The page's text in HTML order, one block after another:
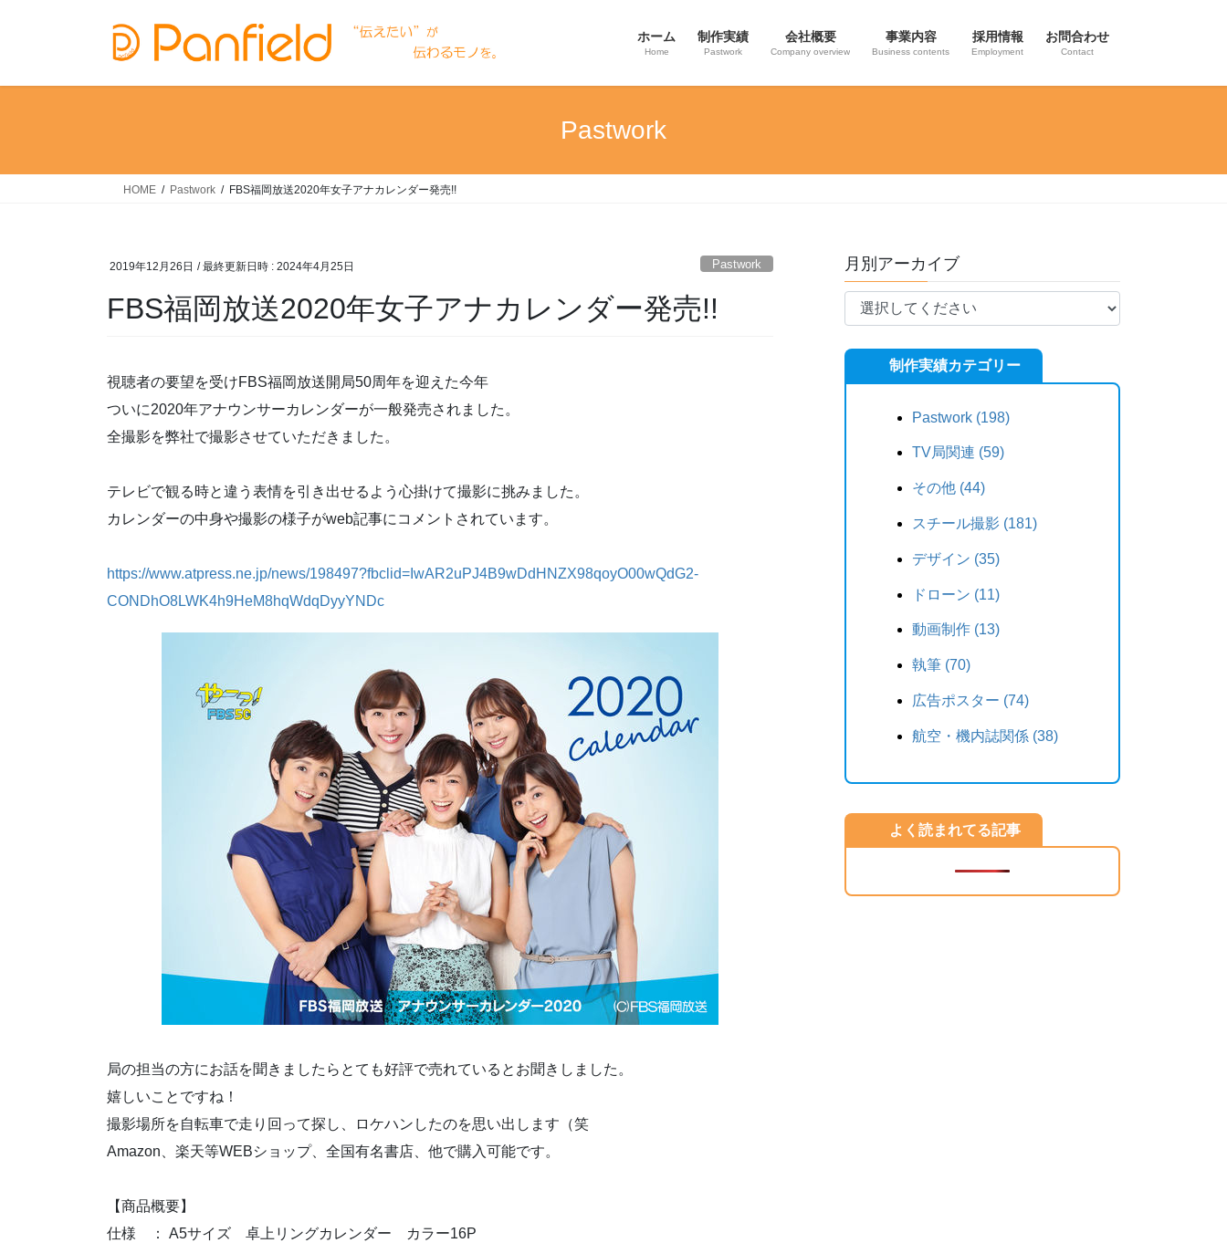
ホーム
Home
制作実績
Pastwork
会社概要
Company overview
事業内容
Business contents
採用情報
Employment
お問合わせ
Contact
Pastwork
HOME Pastwork FBS福岡放送2020年女子アナカレンダー発売!!
2019年12月26日 / 最終更新日時 : 2024年4月25日 Pastwork
FBS福岡放送2020年女子アナカレンダー発売!!
視聴者の要望を受けFBS福岡放送開局50周年を迎えた今年
ついに2020年アナウンサーカレンダーが一般発売されました。
全撮影を弊社で撮影させていただきました。
テレビで観る時と違う表情を引き出せるよう心掛けて撮影に挑みました。
カレンダーの中身や撮影の様子がweb記事にコメントされています。
https://www.atpress.ne.jp/news/198497?fbclid=IwAR2uPJ4B9wDdHNZX98qoyO00wQdG2-
CONDhO8LWK4h9HeM8hqWdqDyyYNDc
局の担当の方にお話を聞きましたらとても好評で売れているとお聞きしました。
嬉しいことですね！
撮影場所を自転車で走り回って探し、ロケハンしたのを思い出します（笑
Amazon、楽天等WEBショップ、全国有名書店、他で購入可能です。
【商品概要】
仕様 ： A5サイズ 卓上リングカレンダー カラー16P
月別アーカイブ
制作実績カテゴリー
Pastwork (198)
TV局関連 (59)
その他 (44)
スチール撮影 (181)
デザイン (35)
ドローン (11)
動画制作 (13)
執筆 (70)
広告ポスター (74)
航空・機内誌関係 (38)
よく読まれてる記事